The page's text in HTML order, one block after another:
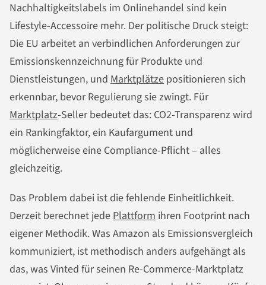
Nachhaltigkeitslabels im Onlinehandel sind kein
Lifestyle-Accessoire mehr. Der politische Druck steigt:
Die EU arbeitet an verbindlichen Anforderungen zur
Emissionskennzeichnung für Produkte und
Dienstleistungen, und Marktplätze positionieren sich
erkennbar, bevor Regulierung sie zwingt. Für
Marktplatz-Seller bedeutet das: CO2-Transparenz wird
ein Rankingfaktor, ein Kaufargument und
möglicherweise eine Compliance-Pflicht – alles
gleichzeitig.
Das Problem dabei ist die fehlende Einheitlichkeit.
Derzeit berechnet jedePlattform ihren Footprint nach
eigener Methodik. Was Amazon als Emissionsvergleich
kommuniziert, ist methodisch anders aufgehängt als
das, was Vinted für seinen Re-Commerce-Marktplatz